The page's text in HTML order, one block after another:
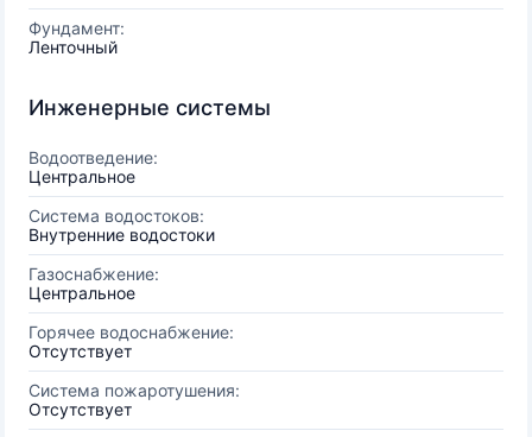
Фундамент:
Ленточный
Инженерные системы
Водоотведение:
Центральное
Система водостоков:
Внутренние водостоки
Газоснабжение:
Центральное
Горячее водоснабжение:
Отсутствует
Система пожаротушения:
Отсутствует